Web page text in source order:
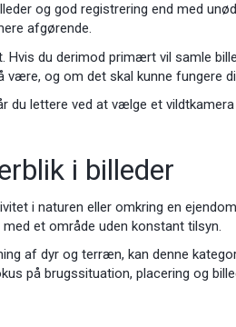
og god registrering end med
afgørende.
du derimod primært vil samle
og om det skal kunne fungere
lettere ved at vælge et
i billeder
i naturen eller omkring en
et område uden konstant tilsyn.
af dyr og terræn, kan denne
på brugssituation, placering og